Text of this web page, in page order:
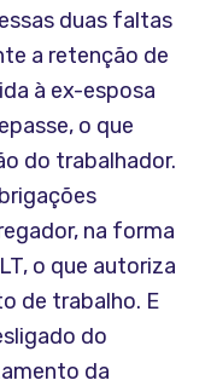
duas faltas
a retenção de
à ex-esposa
o que
do trabalhador.
na forma
o que autoriza
de trabalho. E
do
da